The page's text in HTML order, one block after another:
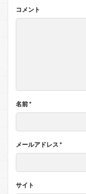
コメント
名前*
メールアドレス *
サイト